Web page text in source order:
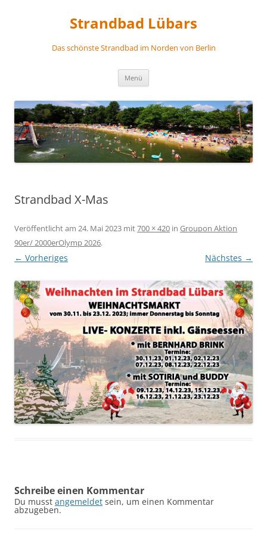
Strandbad Lübars
Das schönste Strandbad im Norden von Berlin
Menü
Strandbad X-Mas
Veröffentlicht am 24. Mai 2023 mit700 × 420 in Groupon Aktion
90er/ 2000erOlymp 2026.
← Vorheriges Nächstes →
Schreibe einen Kommentar
Du musst angemeldet sein, um einen Kommentar
abzugeben.